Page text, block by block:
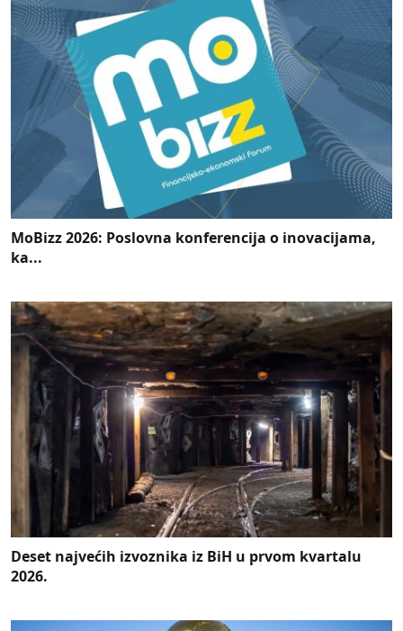
MoBizz 2026: Poslovna konferencija o inovacijama,
ka...
Deset najvećih izvoznika iz BiH u prvom kvartalu
2026.